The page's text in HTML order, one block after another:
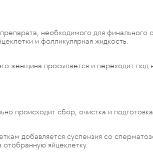
необходимого для финального
и фолликулярная жидкость.
женщина просыпается и переходит
происходит сбор, очистка и
добавляется суспензия со
яйцеклетку.